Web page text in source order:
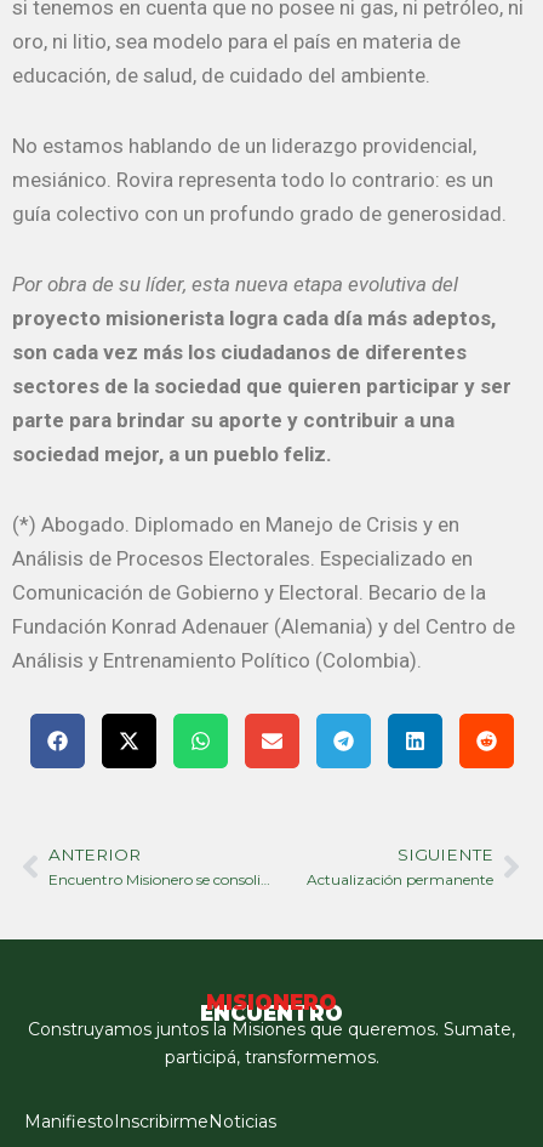
si tenemos en cuenta que no posee ni gas, ni petróleo, ni
oro, ni litio, sea modelo para el país en materia de
educación, de salud, de cuidado del ambiente.
No estamos hablando de un liderazgo providencial,
mesiánico. Rovira representa todo lo contrario: es un
guía colectivo con un profundo grado de generosidad.
Por obra de su líder, esta nueva etapa evolutiva del
proyecto misionerista logra cada día más adeptos,
son cada vez más los ciudadanos de diferentes
sectores de la sociedad que quieren participar y ser
parte para brindar su aporte y contribuir a una
sociedad mejor, a un pueblo feliz.
(*) Abogado. Diplomado en Manejo de Crisis y en
Análisis de Procesos Electorales. Especializado en
Comunicación de Gobierno y Electoral. Becario de la
Fundación Konrad Adenauer (Alemania) y del Centro de
Análisis y Entrenamiento Político (Colombia).
Prev
ANTERIOR
Encuentro Misionero se consolida en todo Misiones con candidatos en los 79 municipios para 2027
SIGUIENTE
Actualización permanente
ENCUENTRO
MISIONERO
Construyamos juntos la Misiones que queremos. Sumate,
participá, transformemos.
ManifiestoInscribirmeNoticias